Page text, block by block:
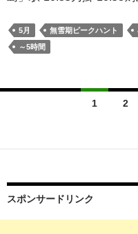
5月 無雪期ピークハント
～5時間
ナ
ゲ
ー
1 2
スポンサードリンク